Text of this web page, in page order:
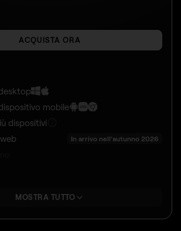
ACQUISTA ORA
mobile
dispositivi
In arrivo nell'autunno 2026
MOSTRA TUTTO